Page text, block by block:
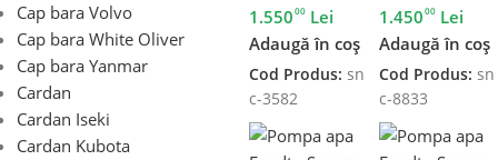
Cap bara Volvo
Cap bara White Oliver
Cap bara Yanmar
Cardan
Cardan Iseki
Cardan Kubota
1.55000 Lei
Adaugă în coș
Cod Produs: sn
c-3582
1.45000 Lei
Adaugă în coș
Cod Produs: sn
c-8833